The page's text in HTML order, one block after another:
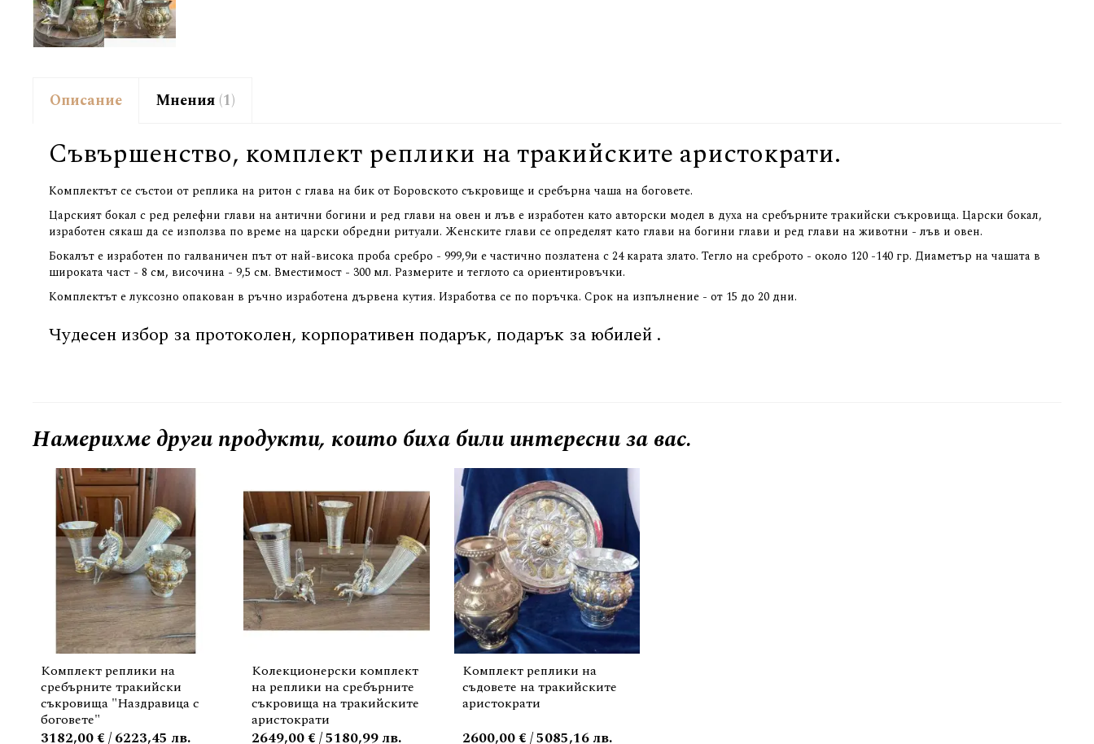
Описание
Съвършенство, комплект реплики на тракийските аристократи.
Комплектът се състои от реплика на ритон с глава на бик от Боровското съкровище и сребърна чаша на боговете.
Царският бокал с ред релефни глави на антични богини и ред глави на овен и лъв е изработен като авторски модел в духа на сребърните тракийски съкровища. Царски бокал,
изработен сякаш да се използва по време на царски обредни ритуали. Женските глави се определят като глави на богини глави и ред глави на животни - лъв и овен.
Бокалът е изработен по галваничен път от най-висока проба сребро - 999,9и е частично позлатена с 24 карата злато. Тегло на среброто - около 120 -140 гр. Диаметър на чашата в
широката част - 8 см, височина - 9,5 см. Вместимост - 300 мл. Размерите и теглото са ориентировъчки.
Комплектът е луксозно опакован в ръчно изработена дървена кутия. Изработва се по поръчка. Срок на изпълнение - от 15 до 20 дни.
Чудесен избор за протоколен, корпоративен подарък, подарък за юбилей .
Мнения 1
Намерихме други продукти, които биха били интересни за вас.
Комплект реплики на
сребърните тракийски
съкровища "Наздравица с
боговете"
3182,00 € / 6223,45 лв.
Колекционерски комплект
на реплики на сребърните
съкровища на тракийските
аристократи
2649,00 € / 5180,99 лв.
Комплект реплики на
съдовете на тракийските
аристократи
2600,00 € / 5085,16 лв.